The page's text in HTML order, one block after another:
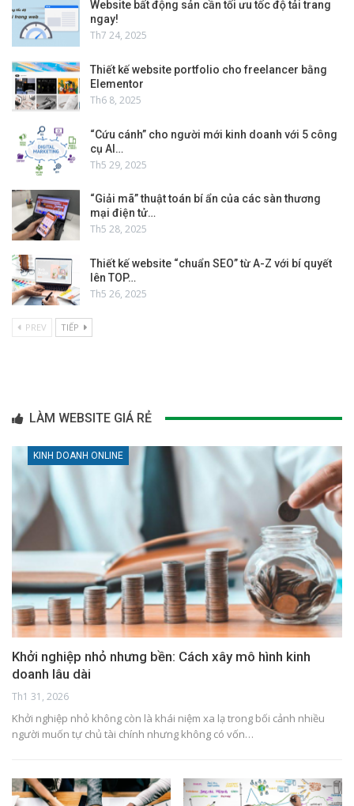
Website bất động sản cần tối ưu tốc độ tải trang
ngay!
Th7 24, 2025
Thiết kế website portfolio cho freelancer bằng
Elementor
Th6 8, 2025
“Cứu cánh” cho người mới kinh doanh với 5 công
cụ AI…
Th5 29, 2025
“Giải mã” thuật toán bí ẩn của các sàn thương
mại điện tử…
Th5 28, 2025
Thiết kế website “chuẩn SEO” từ A-Z với bí quyết
lên TOP…
Th5 26, 2025
PREV TIẾP
LÀM WEBSITE GIÁ RẺ
KINH DOANH ONLINE
Khởi nghiệp nhỏ nhưng bền: Cách xây mô hình kinh
doanh lâu dài
Th1 31, 2026
Khởi nghiệp nhỏ không còn là khái niệm xa lạ trong bối cảnh nhiều
người muốn tự chủ tài chính nhưng không có vốn…